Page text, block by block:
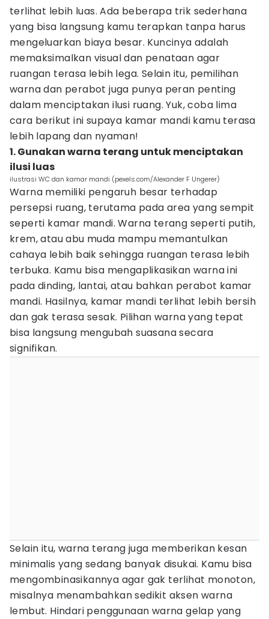
terlihat lebih luas. Ada beberapa trik sederhana
yang bisa langsung kamu terapkan tanpa harus
mengeluarkan biaya besar. Kuncinya adalah
memaksimalkan visual dan penataan agar
ruangan terasa lebih lega. Selain itu, pemilihan
warna dan perabot juga punya peran penting
dalam menciptakan ilusi ruang. Yuk, coba lima
cara berikut ini supaya kamar mandi kamu terasa
lebih lapang dan nyaman!
1. Gunakan warna terang untuk menciptakan
ilusi luas
ilustrasi WC dan kamar mandi (pexels.com/Alexander F Ungerer)
Warna memiliki pengaruh besar terhadap
persepsi ruang, terutama pada area yang sempit
seperti kamar mandi. Warna terang seperti putih,
krem, atau abu muda mampu memantulkan
cahaya lebih baik sehingga ruangan terasa lebih
terbuka. Kamu bisa mengaplikasikan warna ini
pada dinding, lantai, atau bahkan perabot kamar
mandi. Hasilnya, kamar mandi terlihat lebih bersih
dan gak terasa sesak. Pilihan warna yang tepat
bisa langsung mengubah suasana secara
signifikan.
Selain itu, warna terang juga memberikan kesan
minimalis yang sedang banyak disukai. Kamu bisa
mengombinasikannya agar gak terlihat monoton,
misalnya menambahkan sedikit aksen warna
lembut. Hindari penggunaan warna gelap yang